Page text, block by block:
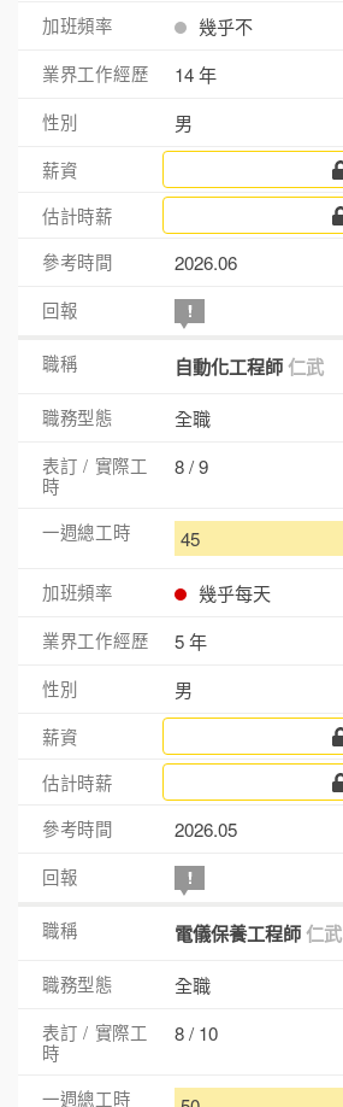
幾乎不
14 年
男
2026.06
自動化工程師仁武
全職
8 / 9
45
幾乎每天
5 年
男
2026.05
電儀保養工程師仁武
全職
8 / 10